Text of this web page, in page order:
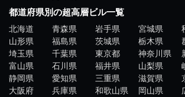
都道府県別の超高層ビル一覧
北海道 青森県 岩手県 宮城県
山形県
福島県 茨城県 栃木県
埼玉県
千葉県 東京都 神奈川県
富山県
石川県 福井県 山梨県
静岡県
愛知県 三重県 滋賀県
大阪府
兵庫県 和歌山県 岡山県